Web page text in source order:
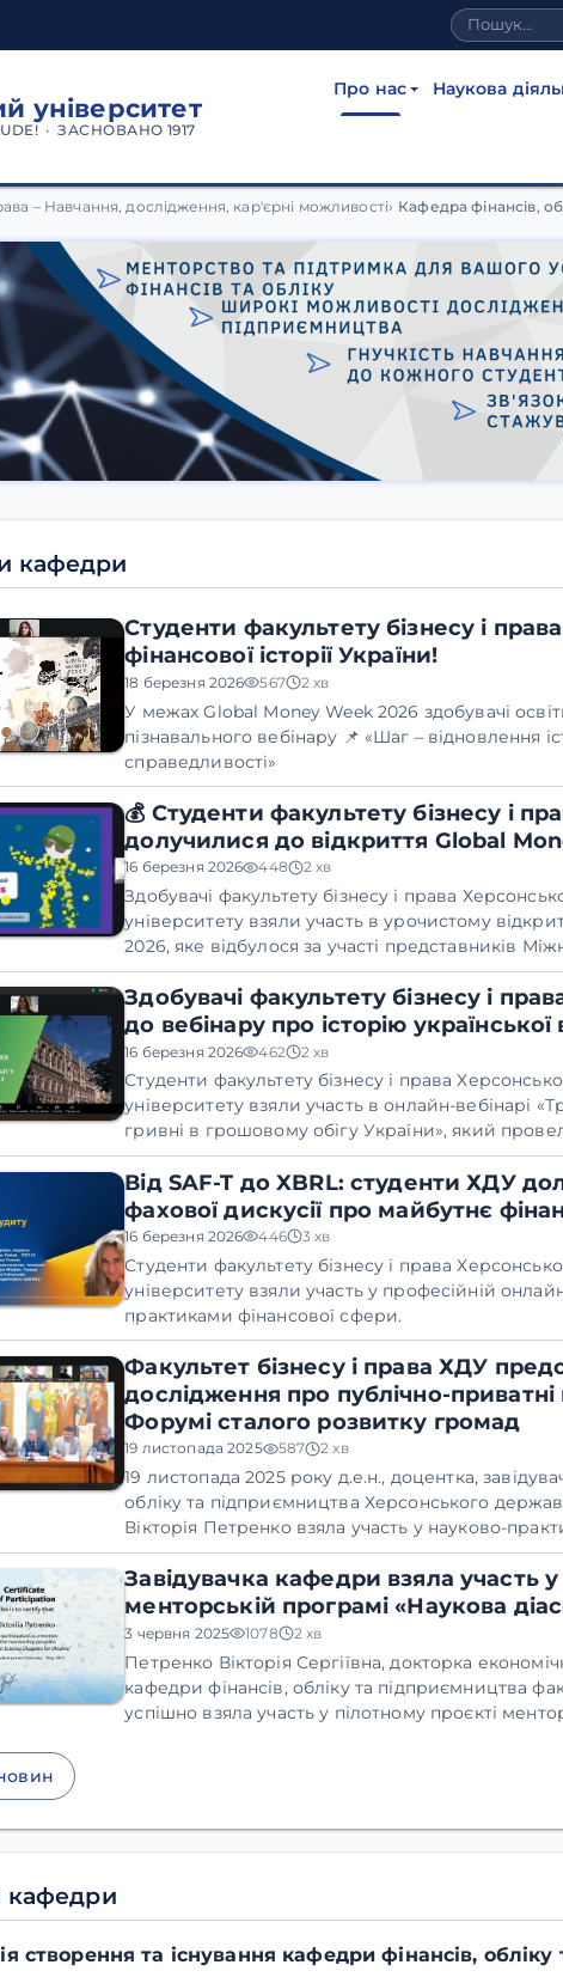
університет
· ЗАСНОВАНО 1917
Про нас Наукова
та підприємництва
– Навчання, дослідження, кар'єрні можливості Кафедра фінансів,
кафедри
Студенти факультету бізнесу і
фінансової історії України!
18 березня 2026 567 2 хв
У межах Global Money Week 2026 здобувачі
пізнавального вебінару 📌 «Шаг – відновлення
справедливості»
💰 Студенти факультету бізнесу і
долучилися до відкриття Global
16 березня 2026 448 2 хв
Здобувачі факультету бізнесу і права
університету взяли участь в урочистому
2026, яке відбулося за участі представників
фінансової освіти при Організації
розвитку (OECD/INFE) — глобального
Здобувачі факультету бізнесу і
до вебінару про історію
16 березня 2026 462 2 хв
Студенти факультету бізнесу і права
університету взяли участь в онлайн-вебінарі
гривні в грошовому обігу України», який
Музею грошей Національного банку України
Від SAF-T до XBRL: студенти ХДУ
фахової дискусії про майбутнє
16 березня 2026 446 3 хв
Студенти факультету бізнесу і права
університету взяли участь у професійній
практиками фінансової сфери.
Факультет бізнесу і права ХДУ
дослідження про публічно-приватні
Форумі сталого розвитку громад
19 листопада 2025 587 2 хв
19 листопада 2025 року д.е.н., доцентка,
обліку та підприємництва Херсонського
Вікторія Петренко взяла участь у науково-
«Фінансове забезпечення сталого розвитку
відбувся в Національному університеті
Завідувачка кафедри взяла участь
менторській програмі «Наукова
3 червня 2025 1078 2 хв
Петренко Вікторія Сергіївна, докторка
кафедри фінансів, обліку та підприємництва
успішно взяла участь у пілотному проєкті
кафедри
створення та існування кафедри фінансів,